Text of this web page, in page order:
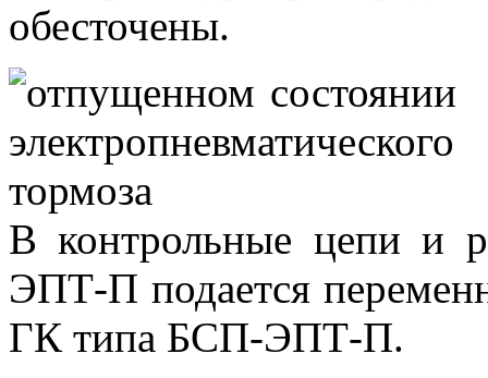
обесточены.
В контрольные цепи и
ЭПТ-П подается
ГК типа БСП-ЭПТ-П.